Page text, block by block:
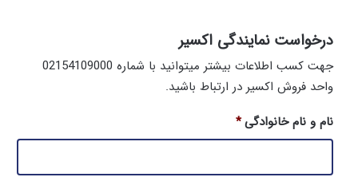
درخواست نمایندگی اکسیر
جهت کسب اطلاعات بیشتر میتوانید با شماره 02154109000
واحد فروش اکسیر در ارتباط باشید.
نام و نام خانوادگی*